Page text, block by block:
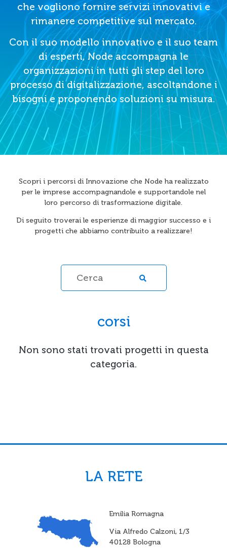
che vogliono fornire servizi innovativi e
rimanere competitive sul mercato.
Con il suo modello innovativo e il suo team
di esperti, Node accompagna le
organizzazioni in tutti gli step del loro
processo di digitalizzazione, ascoltandone i
bisogni e proponendo soluzioni su misura.
Scopri i percorsi di Innovazione che Node ha realizzato
per le imprese accompagnandole e supportandole nel
loro percorso di trasformazione digitale.
Di seguito troverai le esperienze di maggior successo e i
progetti che abbiamo contribuito a realizzare!
corsi
Non sono stati trovati progetti in questa
categoria.
LA RETE
Emilia Romagna
Via Alfredo Calzoni, 1/3
40128 Bologna